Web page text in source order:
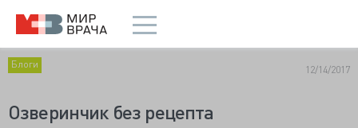
Блоги 12/14/2017
Озверинчик без рецепта